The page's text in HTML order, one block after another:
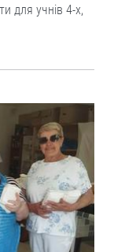
для учнів 4-х,